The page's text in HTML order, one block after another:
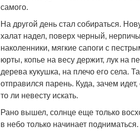
самого.
На другой день стал собираться.
халат надел, поверх черный,
наколенники, мягкие сапоги с
юрты, копье на весу держит, лук на
дерева кукушка, на плечо его села.
отправился парень. Куда, зачем
то ли невесту искать.
Рано вышел, солнце еще только
в небо только начинает